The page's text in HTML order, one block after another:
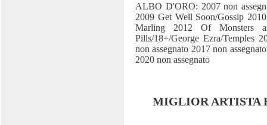
ALBO D'ORO: 2007 non
2009 Get Well Soon/Gossip
Marling 2012 Of Monsters
Pills/18+/George Ezra/Temples
non assegnato 2017 non
2020 non assegnato
MIGLIOR ARTISTA